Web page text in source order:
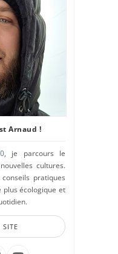
Arnaud !
, je parcours le
cultures.
pratiques
plus écologique et